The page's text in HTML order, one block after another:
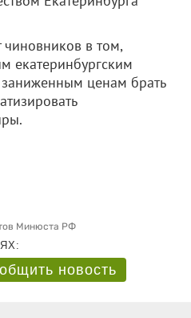
чиновников в том,
екатеринбургским
ценам брать
Минюста РФ
новость